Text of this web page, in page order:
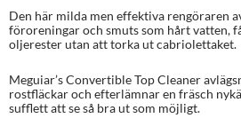
Den här milda men effektiva rengöraren
föroreningar och smuts som hårt vatten,
oljerester utan att torka ut cabriolettaket.
Meguiar’s Convertible Top Cleaner
rostfläckar och efterlämnar en fräsch
sufflett att se så bra ut som möjligt.